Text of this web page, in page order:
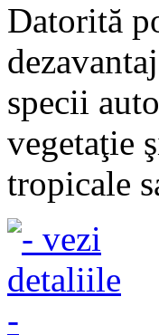
Datorită
specii
vegetaţie
tropicale